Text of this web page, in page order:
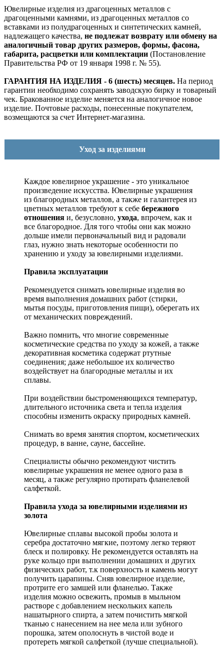
Ювелирные изделия из драгоценных металлов с
драгоценными камнями, из драгоценных металлов со
вставками из полудрагоценных и синтетических камней,
надлежащего качества, не подлежат возврату или обмену на
аналогичный товар других размеров, формы, фасона,
габарита, расцветки или комплектации (Постановление
Правительства РФ от 19 января 1998 г. № 55).
ГАРАНТИЯ НА ИЗДЕЛИЯ - 6 (шесть) месяцев. На период
гарантии необходимо сохранять заводскую бирку и товарный
чек. Бракованное изделие меняется на аналогичное новое
изделие. Почтовые расходы, понесенные покупателем,
возмещаются за счет Интернет-магазина.
Уход за изделиями
Каждое ювелирное украшение - это уникальное
произведение искусства. Ювелирные украшения
из благородных металлов, а также и галантерея из
цветных металлов требуют к себе бережного
отношения и, безусловно, ухода, впрочем, как и
все благородное. Для того чтобы они как можно
дольше имели первоначальный вид и радовали
глаз, нужно знать некоторые особенности по
хранению и уходу за ювелирными изделиями.
Правила эксплуатации
Рекомендуется снимать ювелирные изделия во
время выполнения домашних работ (стирки,
мытья посуды, приготовления пищи), оберегать их
от механических повреждений.
Важно помнить, что многие современные
косметические средства по уходу за кожей, а также
декоративная косметика содержат ртутные
соединения; даже небольшое их количество
воздействует на благородные металлы и их
сплавы.
При воздействии быстроменяющихся температур,
длительного источника света и тепла изделия
способны изменить окраску природных камней.
Снимать во время занятия спортом, косметических
процедур, в ванне, сауне, бассейне.
Специалисты обычно рекомендуют чистить
ювелирные украшения не менее одного раза в
месяц, а также регулярно протирать фланелевой
салфеткой.
Правила ухода за ювелирными изделиями из
золота
Ювелирные сплавы высокой пробы золота и
серебра достаточно мягкие, поэтому легко теряют
блеск и полировку. Не рекомендуется оставлять на
руке кольцо при выполнении домашних и других
физических работ, т.к поверхность и камень могут
получить царапины. Сняв ювелирное изделие,
протрите его замшей или фланелью. Также
изделия можно освежить, промыв в мыльном
растворе с добавлением нескольких капель
нашатырного спирта, а затем почистить мягкой
тканью с нанесением на нее мела или зубного
порошка, затем ополоснуть в чистой воде и
протереть мягкой салфеткой (лучше специальной).